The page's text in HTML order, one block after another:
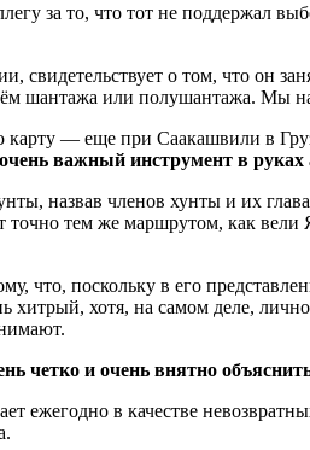
зa то, что тот не поддержал
свидетельствует о том, что
шантажа или полушантажа. Мы
— еще при Саакашвили в
важный инструмент в руках
назвав членов хунты и их
точно тем же маршрутом, как
что, поскольку в его
хитрый, хотя, на самом деле,
четко и очень внятно
ежегодно в качестве